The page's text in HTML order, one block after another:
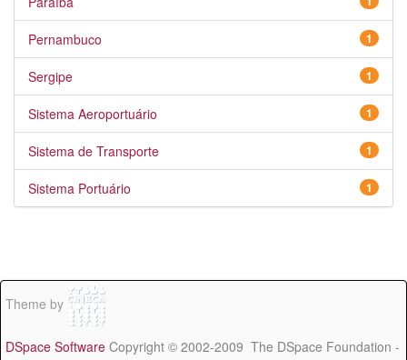
1
Pernambuco
1
Sergipe
1
Sistema Aeroportuário
1
Sistema de Transporte
1
Sistema Portuário
Theme by
DSpace Software Copyright © 2002-2009 The DSpace Foundation -